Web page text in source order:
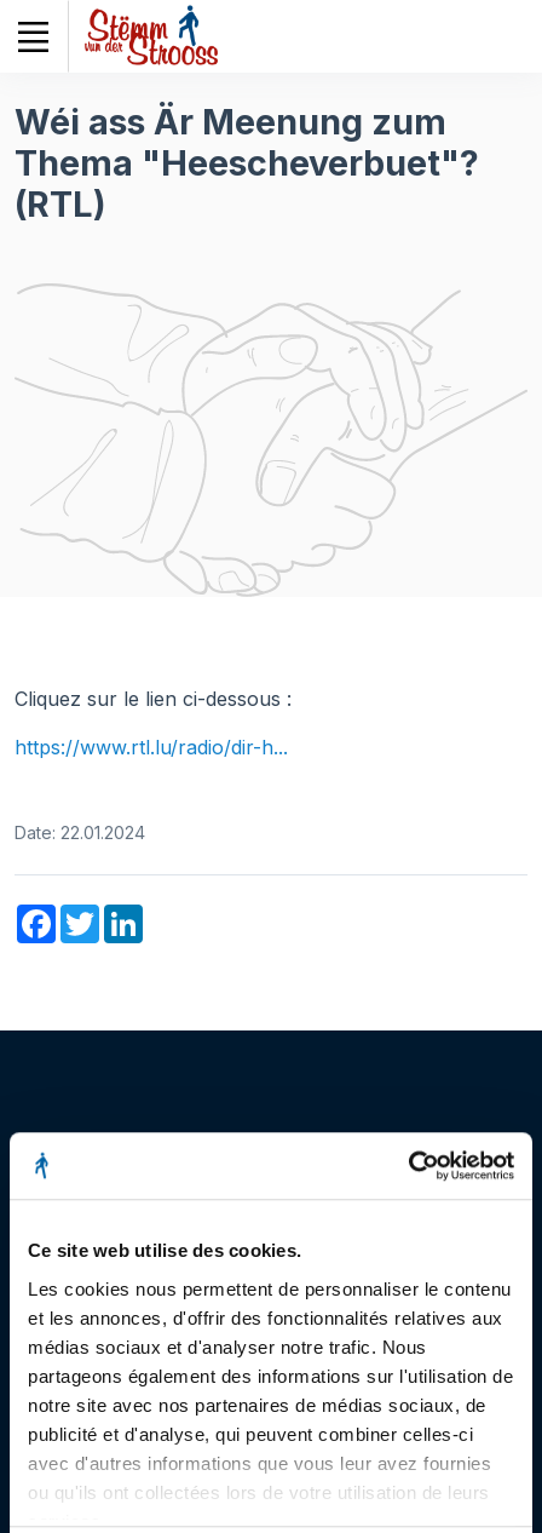
Ce site web utilise des cookies.
Les cookies nous permettent de personnaliser le contenu
et les annonces, d'offrir des fonctionnalités relatives aux
médias sociaux et d'analyser notre trafic. Nous
partageons également des informations sur l'utilisation de
notre site avec nos partenaires de médias sociaux, de
publicité et d'analyse, qui peuvent combiner celles-ci
avec d'autres informations que vous leur avez fournies
ou qu'ils ont collectées lors de votre utilisation de leurs
services.
noter
site
Web
comprend
un
Wéi ass Är Meenung zum
Thema "Heescheverbuet"?
(RTL)
Cliquez sur le lien ci-dessous :
https://www.rtl.lu/radio/dir-h...
Date: 22.01.2024
Facebook
Twitter
© Copyright 2023
Stëmm vun der Strooss
SIÈGE SOCIAL
Siège Social et Secrétariat
7, rue de la Fonderie